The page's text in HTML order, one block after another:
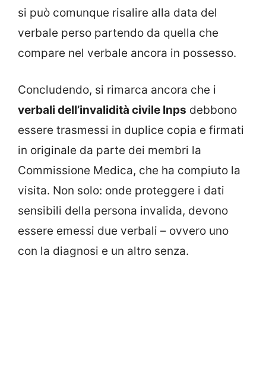
si può comunque risalire alla data del
verbale perso partendo da quella che
compare nel verbale ancora in possesso.
Concludendo, si rimarca ancora che i
verbali dell’invalidità civile Inps debbono
essere trasmessi in duplice copia e firmati
in originale da parte dei membri la
Commissione Medica, che ha compiuto la
visita. Non solo: onde proteggere i dati
sensibili della persona invalida, devono
essere emessi due verbali – ovvero uno
con la diagnosi e un altro senza.